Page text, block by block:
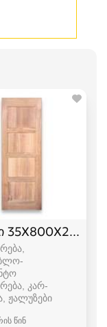
metalo
35X800X2200
კარ-
ჟალუზები
წინ